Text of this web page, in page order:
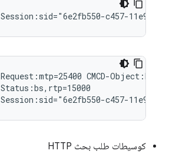
CMCD-
كوسيطات طلب بحث HTTP